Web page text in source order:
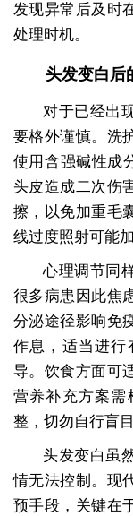
发现异常后及时
处理时机。
头发变白后
对于已经出
要格外谨慎。洗
使用含强碱性成
头皮造成二次伤
擦，以免加重毛
线过度照射可能
心理调节同
很多病患因此焦
分泌途径影响免
作息，适当进行
导。饮食方面可
营养补充方案需
整，切勿自行盲目
头发变白虽
情无法控制。现
预手段，关键在